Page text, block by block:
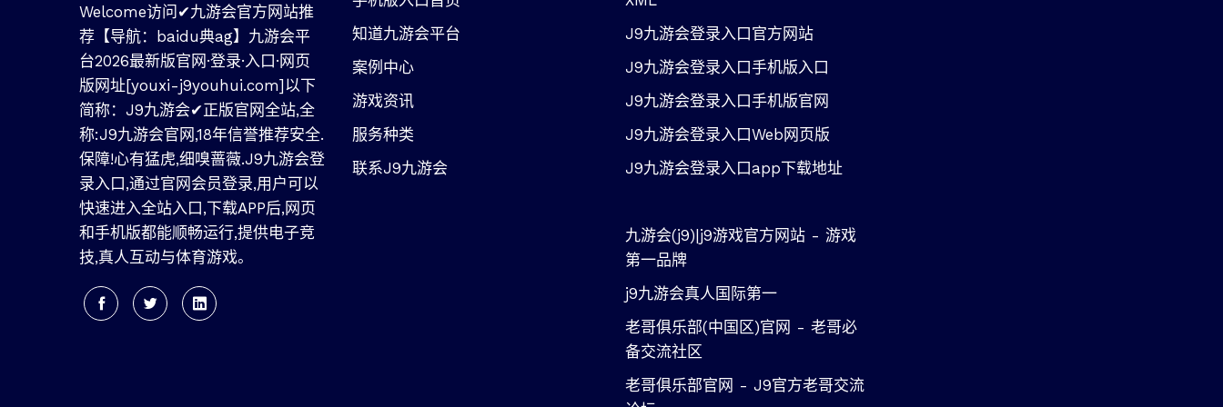
Welcome访问✔九游会官方网站推
荐【导航：baidu典ag】九游会平
台2026最新版官网·登录·入口·网页
版网址[youxi-j9youhui.com]以下
简称：J9九游会✔正版官网全站,全
称:J9九游会官网,18年信誉推荐安全.
保障!心有猛虎,细嗅蔷薇.J9九游会登
录入口,通过官网会员登录,用户可以
快速进入全站入口,下载APP后,网页
和手机版都能顺畅运行,提供电子竞
技,真人互动与体育游戏。
知道九游会平台
案例中心
游戏资讯
服务种类
联系J9九游会
J9九游会登录入口官方网站
J9九游会登录入口手机版入口
J9九游会登录入口手机版官网
J9九游会登录入口Web网页版
J9九游会登录入口app下载地址
九游会(j9)|j9游戏官方网站 - 游戏
第一品牌
j9九游会真人国际第一
老哥俱乐部(中国区)官网 - 老哥必
备交流社区
老哥俱乐部官网 - J9官方老哥交流